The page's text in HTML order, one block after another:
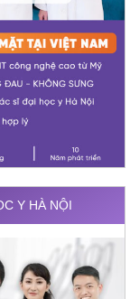
Y HÀ NỘI